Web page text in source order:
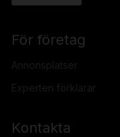
För företag
Annonsplatser
Experten förklarar
Kontakta